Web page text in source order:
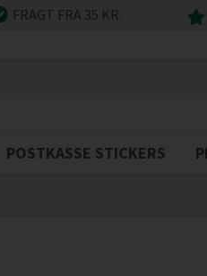
FRAGT FRA 35 KR.
POSTKASSE STICKERS